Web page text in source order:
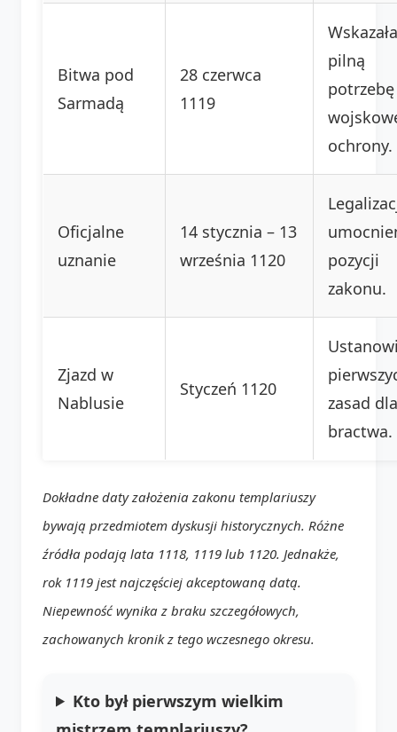
Bitwa pod
Sarmadą
28 czerwca
1119
pilną
potrzebę
ochrony.
Oficjalne
uznanie
14 stycznia – 13
września 1120
pozycji
zakonu.
Zjazd w
Nablusie
Styczeń 1120
zasad dla
bractwa.
Dokładne daty założenia zakonu templariuszy
bywają przedmiotem dyskusji historycznych. Różne
źródła podają lata 1118, 1119 lub 1120. Jednakże,
rok 1119 jest najczęściej akceptowaną datą.
Niepewność wynika z braku szczegółowych,
zachowanych kronik z tego wczesnego okresu.
Kto był pierwszym wielkim